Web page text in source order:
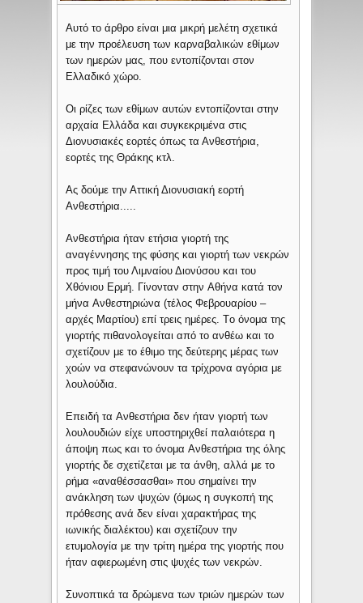
Αυτό το άρθρο είναι μια μικρή μελέτη σχετικά
με την προέλευση των καρναβαλικών εθίμων
των ημερών μας, που εντοπίζονται στον
Ελλαδικό χώρο.
Οι ρίζες των εθίμων αυτών εντοπίζονται στην
αρχαία Ελλάδα και συγκεκριμένα στις
Διονυσιακές εορτές όπως τα Ανθεστήρια,
εορτές της Θράκης κτλ.
Ας δούμε την Αττική Διονυσιακή εορτή
Ανθεστήρια.....
Ανθεστήρια ήταν ετήσια γιορτή της
αναγέννησης της φύσης και γιορτή των νεκρών
προς τιμή του Λιμναίου Διονύσου και του
Xθόνιου Eρμή. Γίνονταν στην Aθήνα κατά τον
μήνα Aνθεστηριώνα (τέλος Φεβρουαρίου –
αρχές Μαρτίου) επί τρεις ημέρες. Tο όνομα της
γιορτής πιθανολογείται από το ανθέω και το
σχετίζουν με το έθιμο της δεύτερης μέρας των
χοών να στεφανώνουν τα τρίχρονα αγόρια με
λουλούδια.
Eπειδή τα Aνθεστήρια δεν ήταν γιορτή των
λουλουδιών είχε υποστηριχθεί παλαιότερα η
άποψη πως και το όνομα Aνθεστήρια της όλης
γιορτής δε σχετίζεται με τα άνθη, αλλά με το
ρήμα «αναθέσσασθαι» που σημαίνει την
ανάκληση των ψυχών (όμως η συγκοπή της
πρόθεσης ανά δεν είναι χαρακτήρας της
ιωνικής διαλέκτου) και σχετίζουν την
ετυμολογία με την τρίτη ημέρα της γιορτής που
ήταν αφιερωμένη στις ψυχές των νεκρών.
Συνοπτικά τα δρώμενα των τριών ημερών των